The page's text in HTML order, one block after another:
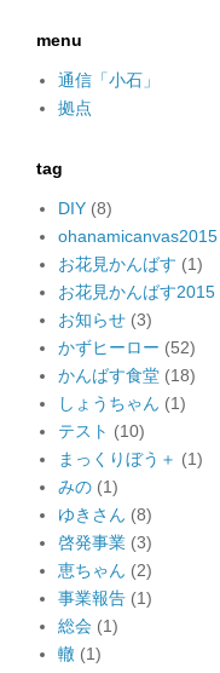
menu
通信「小石」
拠点
tag
DIY (8)
ohanamicanvas2015
お花見かんばす (1)
お花見かんばす2015
お知らせ (3)
かずヒーロー (52)
かんばす食堂 (18)
しょうちゃん (1)
テスト (10)
まっくりぼう＋ (1)
みの (1)
ゆきさん (8)
啓発事業 (3)
恵ちゃん (2)
事業報告 (1)
総会 (1)
轍 (1)